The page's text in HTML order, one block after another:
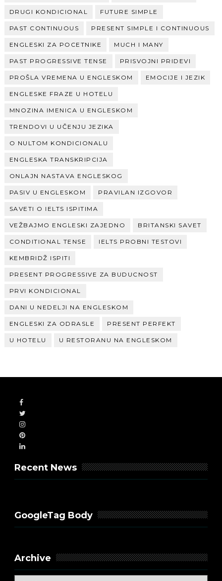
DRUGI KONDICIONAL FUTURE SIMPLE
PAST CONTINUOUS PRESENT SIMPLE I CONTINUOUS
ENGLESKI ZA POCETNIKE MUCH I MANY
PAST PROGRESSIVE TENSE PRISVOJNI PRIDEVI
PROŠLA VREMENA U ENGLESKOM EMOCIJE I JEZIK
ENGLESKE FRAZE U HOTELU
MNOZINA IMENICA U ENGLESKOM
TRENDOVI U UČENJU JEZIKA
O NULTOM KONDICIONALU
ENGLESKA TRANSKRIPCIJA
ONLAJN NASTAVA ENGLESKOG
PASIV U ENGLESKOM PRAVILAN IZGOVOR
SAVETI O IELTS ISPITIMA
VEŽBAJMO ENGLESKI ZAJEDNO BRITANSKI SAVET
CONDITIONAL TENSE IELTS PROBNI TESTOVI
KEMBRIDŽ ISPITI
PRESENT PROGRESSIVE ZA BUDUCNOST
PRVI KONDICIONAL
DANI U NEDELJI NA ENGLESKOM
ENGLESKI ZA ODRASLE PRESENT PERFEKT
U HOTELU U RESTORANU NA ENGLESKOM
Recent News
GoogleTag Body
Archive